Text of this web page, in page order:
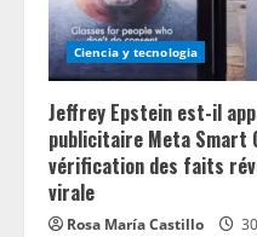
Ciencia y tecnologia
Jeffrey Epstein est-il
publicitaire Meta Smart
vérification des faits
virale
Rosa María Castillo